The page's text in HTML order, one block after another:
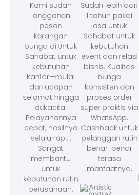
Kami sudah
langganan
pesan
karangan
bunga di Untuk
Sahabat untuk
kebutuhan
kantor—mulai
dari ucapan
selamat hingga
dukacita.
Pelayanannya
cepat, hasilnya
selalu rapi, .
Sangat
membantu
untuk
kebutuhan rutin
perusahaan.
Sudah lebih dari
1 tahun pakai
jasa Untuk
Sahabat untuk
kebutuhan
event dan relasi
bisnis. Kualitas
bunga
konsisten dan
proses order
super praktis via
WhatsApp.
Cashback untuk
pelanggan rutin
benar-benar
terasa
manfaatnya.